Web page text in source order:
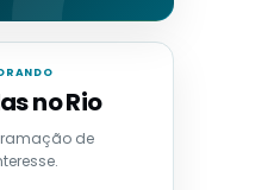
no Rio
de